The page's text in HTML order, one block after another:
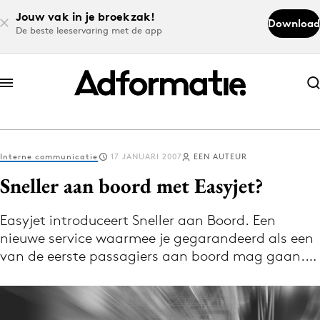
Jouw vak in je broekzak!
De beste leeservaring met de app
Download
Abonneer nu
Abonneer nu
Log in
Download de app
Volg het laatste nieuws via de Adformatie
Nieuws app
Interne communicatie 17 JANUARI 2007 EEN AUTEUR
Sneller aan boord met Easyjet?
Easyjet introduceert Sneller aan Boord. Een
nieuwe service waarmee je gegarandeerd als een
van de eerste passagiers aan boord mag gaan.…